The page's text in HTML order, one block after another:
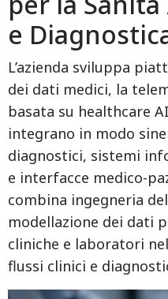
e
L’azienda sviluppa
dei dati medici, la
basata su healthcare
integrano in modo
diagnostici, sistemi
e interfacce medico-
combina ingegneria
modellazione dei dati
cliniche e laboratori
flussi clinici e